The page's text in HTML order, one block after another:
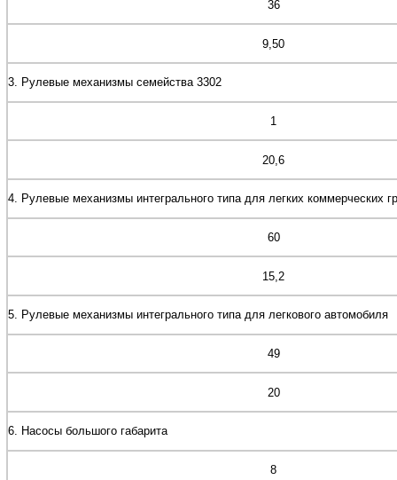
36
9,50
3. Рулевые механизмы семейства 3302
1
20,6
4. Рулевые механизмы интегрального типа для легких коммерческих
60
15,2
5. Рулевые механизмы интегрального типа для легкового автомобиля
49
20
6. Насосы большого габарита
8